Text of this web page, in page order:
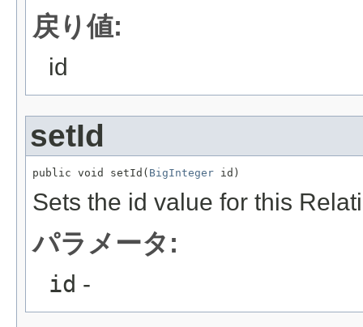
戻り値:
id
setId
public void setId( BigInteger id)
Sets the id value for this
パラメータ:
id -